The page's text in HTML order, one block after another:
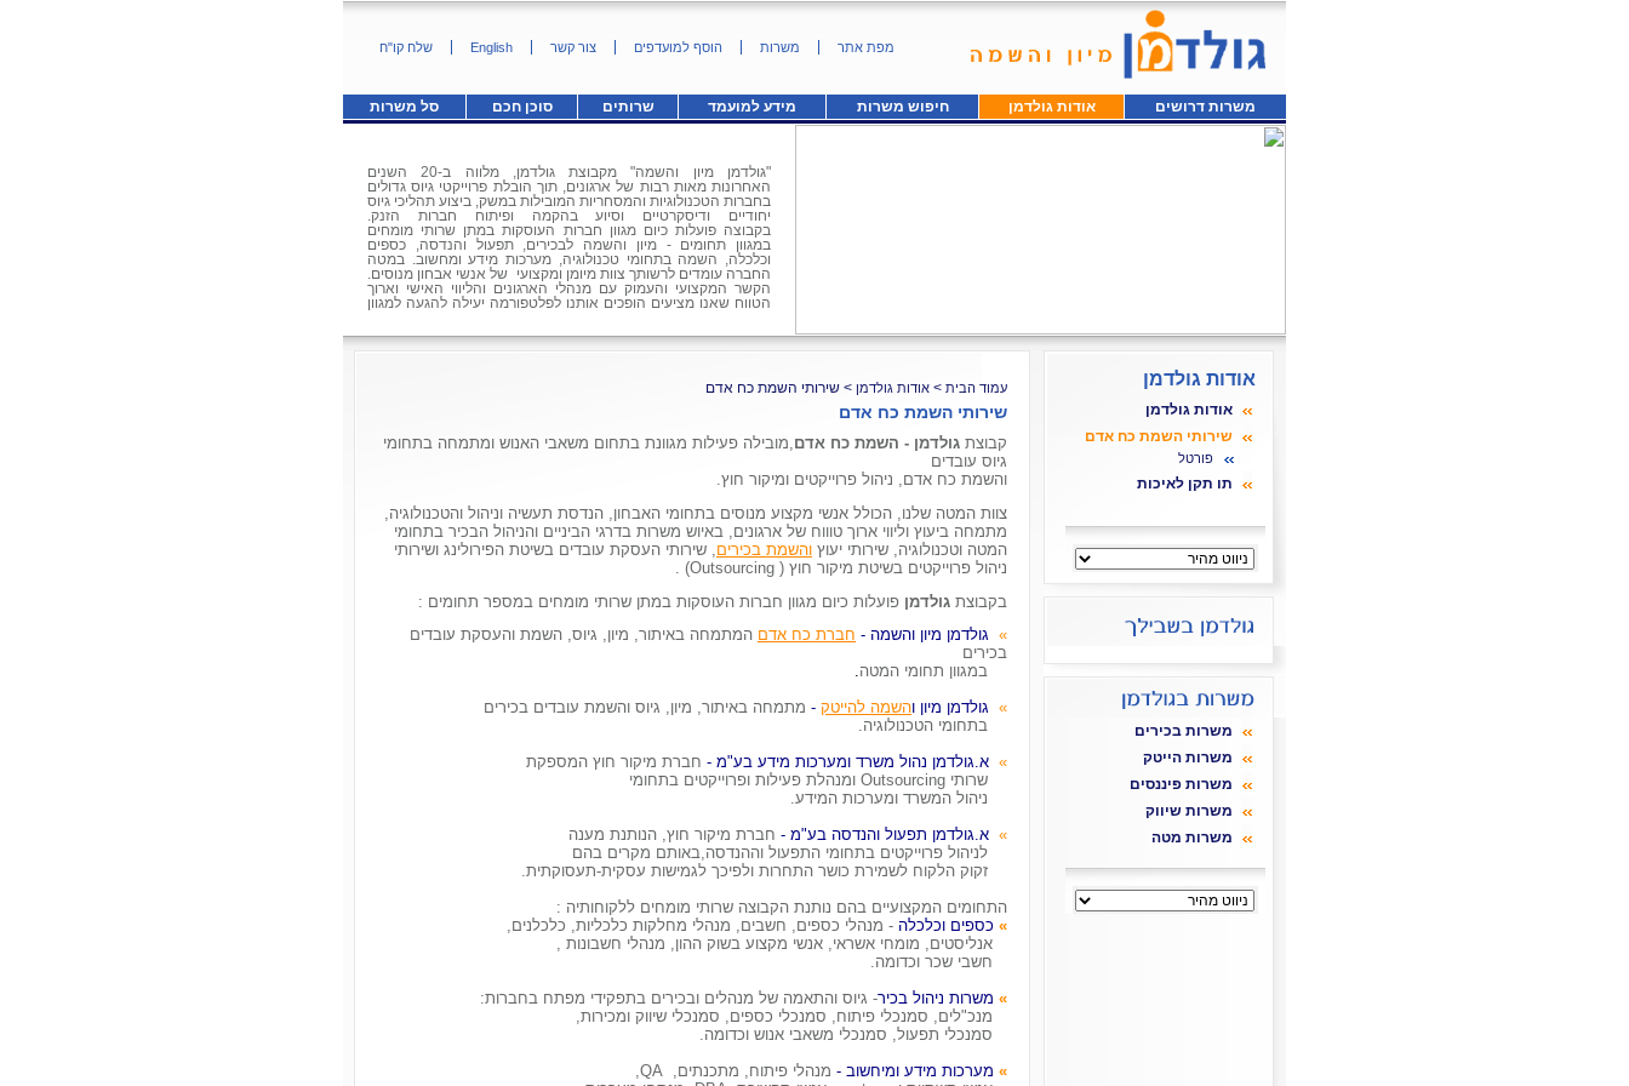
מפת אתר משרות הוסף למועדפים צור קשר English שלח קו"ח
משרות דרושים אודות גולדמן חיפוש משרות מידע למועמד שרותים סוכן חכם סל משרות
"גולדמן מיון והשמה" מקבוצת גולדמן, מלווה ב-20 השנים
האחרונות מאות רבות של ארגונים, תוך הובלת פרוייקטי גיוס גדולים
בחברות הטכנולוגיות והמסחריות המובילות במשק, ביצוע תהליכי גיוס
יחודיים ודיסקרטיים וסיוע בהקמה ופיתוח חברות הזנק.
בקבוצה פועלות כיום מגוון חברות העוסקות במתן שרותי מומחים
במגוון תחומים - מיון והשמה לבכירים, תפעול והנדסה, כספים
וכלכלה, השמה בתחומי טכנולוגיה, מערכות מידע ומחשוב. במטה
החברה עומדים לרשותך צוות מיומן ומקצועי של אנשי אבחון מנוסים.
הקשר המקצועי והעמוק עם מנהלי הארגונים והליווי האישי וארוך
הטווח שאנו מציעים הופכים אותנו לפלטפורמה יעילה להגעה למגוון
אודות גולדמן
אודות גולדמן
שירותי השמת כח אדם
פורטל
תו תקן לאיכות
משרות בכירים
משרות הייטק
משרות פיננסים
משרות שיווק
משרות מטה
עמוד הבית > אודות גולדמן > שירותי השמת כח אדם
שירותי השמת כח אדם
קבוצת גולדמן - השמת כח אדם,מובילה פעילות מגוונת בתחום משאבי האנוש ומתמחה בתחומי
גיוס עובדים
והשמת כח אדם, ניהול פרוייקטים ומיקור חוץ.
צוות המטה שלנו, הכולל אנשי מקצוע מנוסים בתחומי האבחון, הנדסת תעשיה וניהול והטכנולוגיה,
מתמחה ביעוץ וליווי ארוך טוווח של ארגונים, באיוש משרות בדרגי הביניים והניהול הבכיר בתחומי
המטה וטכנולוגיה, שירותי יעוץ והשמת בכירים , שירותי העסקת עובדים בשיטת הפירולינג ושירותי
ניהול פרוייקטים בשיטת מיקור חוץ ( Outsourcing) .
בקבוצת גולדמן פועלות כיום מגוון חברות העוסקות במתן שרותי מומחים במספר תחומים :
» גולדמן מיון והשמה - חברת כח אדם המתמחה באיתור, מיון, גיוס, השמת והעסקת עובדים
בכירים
במגוון תחומי המטה.
» גולדמן מיון והשמה להייטק - מתמחה באיתור, מיון, גיוס והשמת עובדים בכירים
בתחומי הטכנולוגיה.
» א.גולדמן נהול משרד ומערכות מידע בע"מ - חברת מיקור חוץ המספקת
שרותי Outsourcing ומנהלת פעילות ופרוייקטים בתחומי
ניהול המשרד ומערכות המידע.
» א.גולדמן תפעול והנדסה בע"מ - חברת מיקור חוץ, הנותנת מענה
לניהול פרוייקטים בתחומי התפעול וההנדסה,באותם מקרים בהם
זקוק הלקוח לשמירת כושר התחרות ולפיכך לגמישות עסקית-תעסוקתית.
התחומים המקצועיים בהם נותנת הקבוצה שרותי מומחים ללקוחותיה :
» כספים וכלכלה - מנהלי כספים, חשבים, מנהלי מחלקות כלכליות, כלכלנים,
אנליסטים, מומחי אשראי, אנשי מקצוע בשוק ההון, מנהלי חשבונות ,
חשבי שכר וכדומה.
» משרות ניהול בכיר- גיוס והתאמה של מנהלים ובכירים בתפקידי מפתח בחברות:
מנכ"לים, סמנכלי פיתוח, סמנכלי כספים, סמנכלי שיווק ומכירות,
סמנכלי תפעול, סמנכלי משאבי אנוש וכדומה.
» מערכות מידע ומיחשוב - מנהלי פיתוח, מתכנתים, QA,